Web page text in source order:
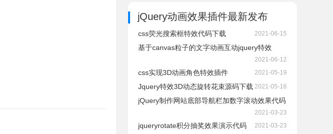
jQuery动画效果插件最新发布
css荧光搜索框特效代码下载 2021-06-15
基于canvas粒子的文字动画互动jquery特效
2021-06-12
css实现3D动画角色特效插件 2021-05-19
Jquery特效3D动态旋转花束源码下载 2021-05-16
jQuery制作网站底部导航栏加数字滚动效果代码
2021-03-23
jqueryrotate积分抽奖效果演示代码 2021-03-23